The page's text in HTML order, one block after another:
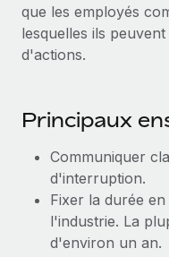
Contrôles
Simplifiez vos
candidats
Gardez un temps
Gestion des
Achetez et suivez
dans le monde entier
Obtenir de l’aide
Voir toutes les
Paie multipays
EOR et PEO
Gestion des
Taxes
que les employés
lesquelles ils
d'actions.
Principaux
Communiquer
d'interruption.
Fixer la durée
l'industrie. La
d'environ un an.